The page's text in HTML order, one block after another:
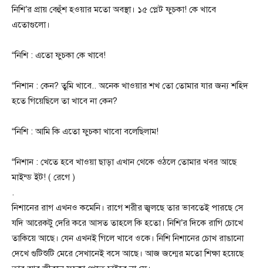
নিশি’র প্রায় বেহুঁশ হওয়ার মতো অবস্থা। ১৫ প্লেট ফুচকা! কে খাবে
এতোগুলো।
“নিশি : এতো ফুচকা কে খাবে!
“নিশান : কেন? তুমি খাবে.. অনেক খাওয়ার শখ তো তোমার যার জন্য শহিদ
হতে গিয়েছিলে তা খাবে না কেন?
“নিশি : আমি কি এতো ফুচকা খাবো বলেছিলাম!
“নিশান : খেতে হবে খাওয়া ছাড়া এখান থেকে ওঠলে তোমার খবর আছে
মাইন্ড ইট! ( রেগে )
.
নিশানের রাগ এখনও কমেনি। রাগে শরীর জ্বলছে তার ভাবতেই পারছে সে
যদি আরেকটু দেরি করে আসত তাহলে কি হতো। নিশি’র দিকে রাগি চোখে
তাকিয়ে আছে। যেন এখনই গিলে খাবে ওকে। নিশি নিশানের চোখ রাঙানো
দেখে গুটিশুটি মেরে সেখানেই বসে আছে। আজ জন্মের মতো শিক্ষা হয়েছে